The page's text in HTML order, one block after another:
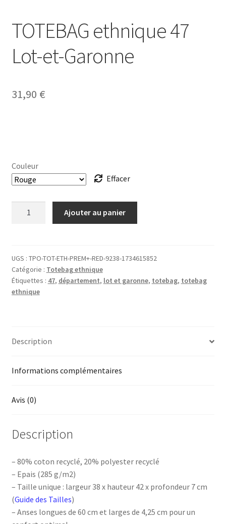
TOTEBAG ethnique 47
Lot-et-Garonne
31,90 €
Couleur
Effacer
47
Lot-
et-
Garonne
Ajouter au panier
UGS : TPO-TOT-ETH-PREM+-RED-9238-1734615852
Catégorie : Totebag ethnique
Étiquettes : 47, département, lot et garonne, totebag, totebag
ethnique
Description
Informations complémentaires
Avis (0)
Description
– 80% coton recyclé, 20% polyester recyclé
– Epais (285 g/m2)
– Taille unique : largeur 38 x hauteur 42 x profondeur 7 cm
(Guide des Tailles)
– Anses longues de 60 cm et larges de 4,25 cm pour un